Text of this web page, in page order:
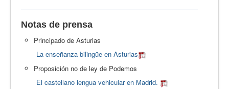
Notas de prensa
Principado de Asturias
La enseñanza bilingüe en Asturias
Proposición no de ley de Podemos
El castellano lengua vehicular en Madrid.